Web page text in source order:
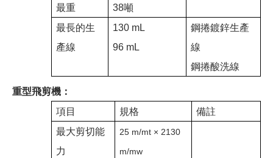
最重
38噸
最長的生
產線
130 mL
96 mL
鋼捲鍍鋅生產
線
鋼捲酸洗線
重型飛剪機：
項目
規格
備註
最大剪切能
力
25 m/mt × 2130
m/mw